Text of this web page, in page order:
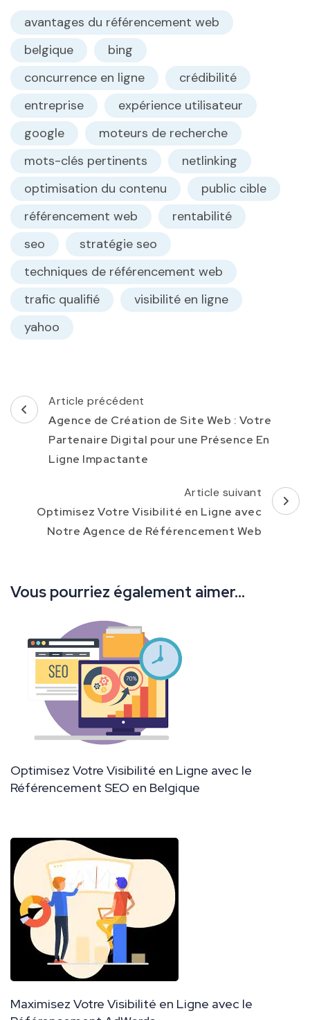
avantages du référencement web
belgique
bing
concurrence en ligne
crédibilité
entreprise
expérience utilisateur
google
moteurs de recherche
mots-clés pertinents
netlinking
optimisation du contenu
public cible
référencement web
rentabilité
seo
stratégie seo
techniques de référencement web
trafic qualifié
visibilité en ligne
yahoo
Navigation
d'article
Article précédent
Agence de Création de Site Web : Votre
Partenaire Digital pour une Présence En
Ligne Impactante
Article suivant
Optimisez Votre Visibilité en Ligne avec
Notre Agence de Référencement Web
Vous pourriez également aimer...
Optimisez Votre Visibilité en Ligne avec le
Référencement SEO en Belgique
Maximisez Votre Visibilité en Ligne avec le